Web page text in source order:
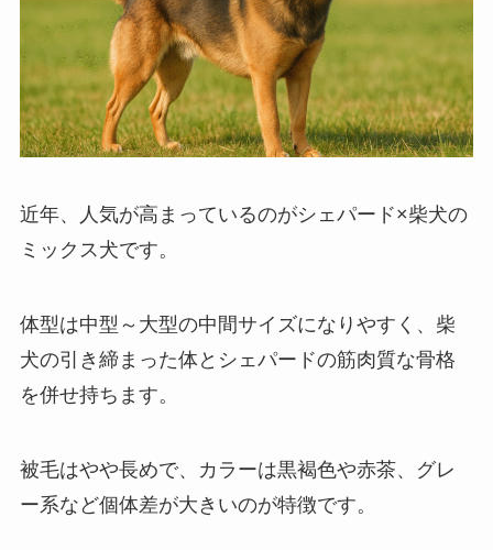
近年、人気が高まっているのがシェパード×柴犬の
ミックス犬です。
体型は中型～大型の中間サイズになりやすく、柴
犬の引き締まった体とシェパードの筋肉質な骨格
を併せ持ちます。
被毛はやや長めで、カラーは黒褐色や赤茶、グレ
ー系など個体差が大きいのが特徴です。